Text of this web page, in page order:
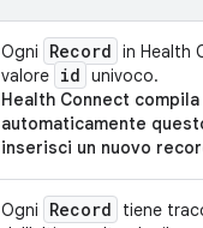
Ogni Record in Health
valore id univoco.
Health Connect compila
automaticamente
inserisci un nuovo
Ogni Record
tiene